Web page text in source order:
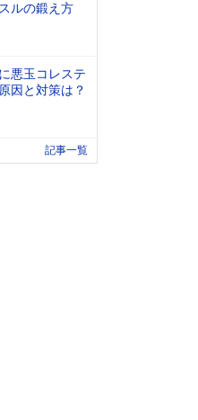
ルの鍛え方
悪玉コレステ
因と対策は？
記事一覧